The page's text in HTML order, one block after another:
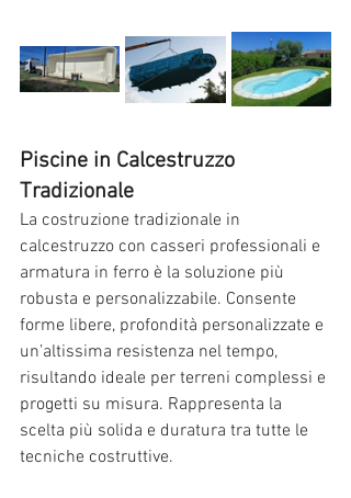
Piscine in Calcestruzzo
Tradizionale
La costruzione tradizionale in
calcestruzzo con casseri professionali e
armatura in ferro è la soluzione più
robusta e personalizzabile. Consente
forme libere, profondità personalizzate e
un’altissima resistenza nel tempo,
risultando ideale per terreni complessi e
progetti su misura. Rappresenta la
scelta più solida e duratura tra tutte le
tecniche costruttive.